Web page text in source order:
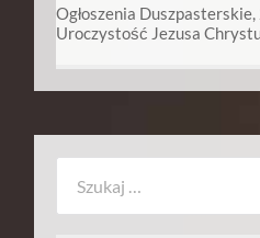
Ogłoszenia
Uroczystość Jezusa